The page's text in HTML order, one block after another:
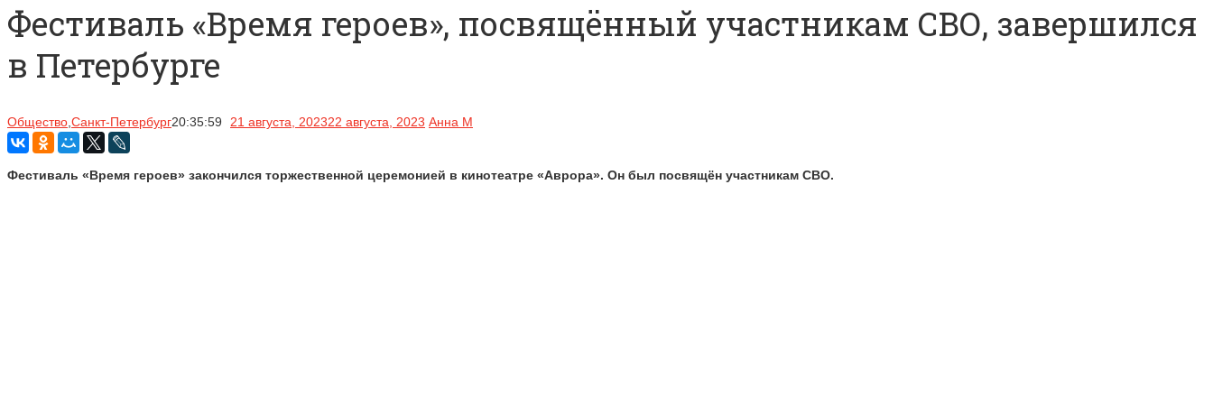
Фестиваль «Время героев», посвящённый участникам СВО, завершился
в Петербурге
Общество Санкт-Петербург20:35:59 21 августа, 202322 августа, 2023 Анна М
Фестиваль «Время героев» закончился торжественной церемонией в кинотеатре «Аврора». Он был посвящён участникам СВО.